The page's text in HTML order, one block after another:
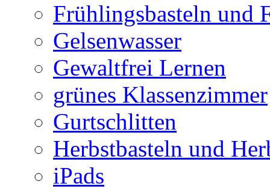
Frühlingsbasteln und
Gelsenwasser
Gewaltfrei Lernen
grünes Klassenzimmer
Gurtschlitten
Herbstbasteln und
iPads